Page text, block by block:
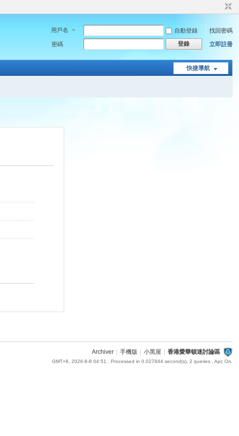
用戶名 自動登錄
找回密碼
密碼
登錄 立即註冊
快捷導航
Archiver 手機版 小黑屋 香港愛華頓迷討論區
GMT+8, 2026-8-8 04:51 , Processed in 0.027844 second(s), 2 queries , Apc On.